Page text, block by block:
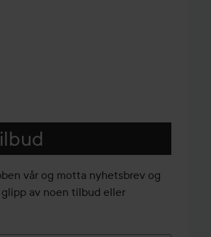
vår og motta nyhetsbrev og
av noen tilbud eller